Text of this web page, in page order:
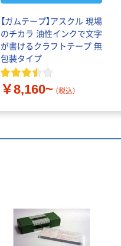
【ガムテープ】アスクル 現場
のチカラ 油性インクで文字
が書けるクラフトテープ 無
包装タイプ
￥8,160~ （税込）